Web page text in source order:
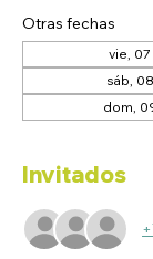
Otras fechas
vie, 07
sáb,
dom,
Invitados